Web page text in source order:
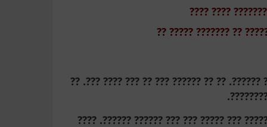
???? ????
?? ????? ??????? ??
???? ????? ??? ??? ??? ??? ??? ?????? ????
???
??? ????? ????? ??? ????? ????? ??? ????